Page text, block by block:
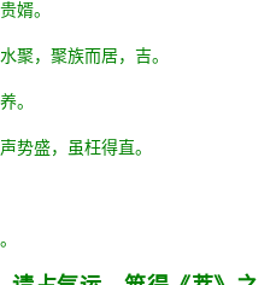
婿。
聚，聚族而居，吉。
。
势盛，虽枉得直。